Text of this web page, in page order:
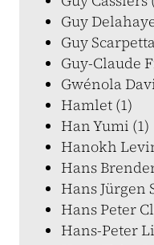
Guy
Guy
Guy-Claude
Gwénola
Hamlet (1)
Han Yumi (1)
Hanokh
Hans
Hans Jürgen
Hans Peter
Hans-Peter